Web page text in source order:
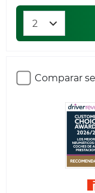
Comparar